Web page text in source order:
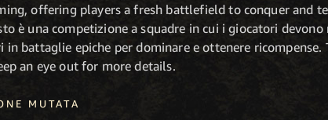
offering players a fresh battlefield to conquer and
è una competizione a squadre in cui i giocatori
battaglie epiche per dominare e ottenere
an eye out for more details.
MUTATA